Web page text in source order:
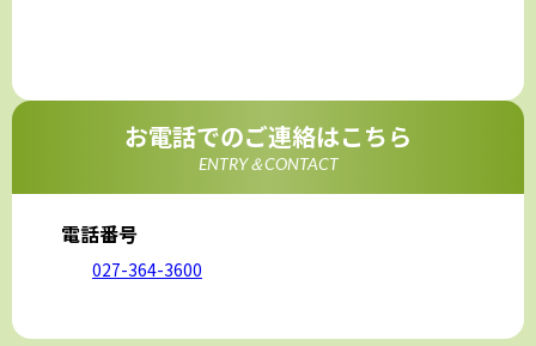
な期間、妥当な範囲内でこれに応じます。
応募者等の個人情報の取得、利用その他一切の取り扱い
について、個人情報の保護に関する法律、その他の関連
法令、及び本プライバシーポリシーを遵守します。
応募者等の個人情報を正確かつ最新の内容に保つよう努
及び毀損から保護するため、必要な安全管理措置を講じ
ます。
6. Cookieについて
本ウェブサイトでは、一部のコンテンツにおいてCookie
お電話でのご連絡はこちら
ENTRY＆CONTACT
電話番号
027-364-3600